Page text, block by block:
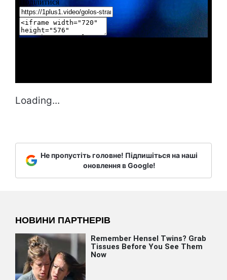
Loading...
Не пропустіть головне! Підпишіться на наші
оновлення в Google!